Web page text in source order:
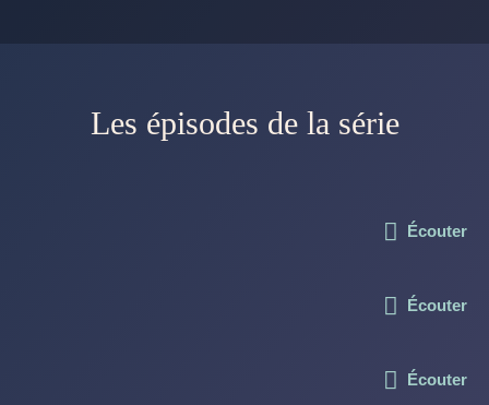
Les épisodes de la série
Écouter
Écouter
Écouter